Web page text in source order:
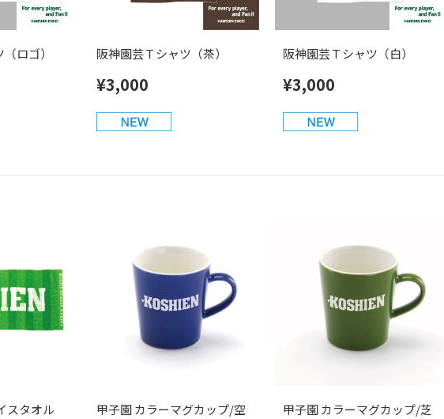
ロゴ） 阪神園芸Ｔシャツ（茶）
¥3,000
阪神園芸Ｔシャツ（白）
¥3,000
スタオル
甲子園 カラーマグカップ/空
甲子園 カラーマグカップ/芝